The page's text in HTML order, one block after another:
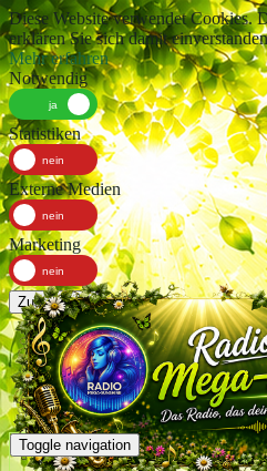
Diese Website verwendet Cookies.
erklären Sie sich damit
Mehr erfahren
Notwendig
Statistiken
Externe Medien
Marketing
Zustimmen
Toggle navigation